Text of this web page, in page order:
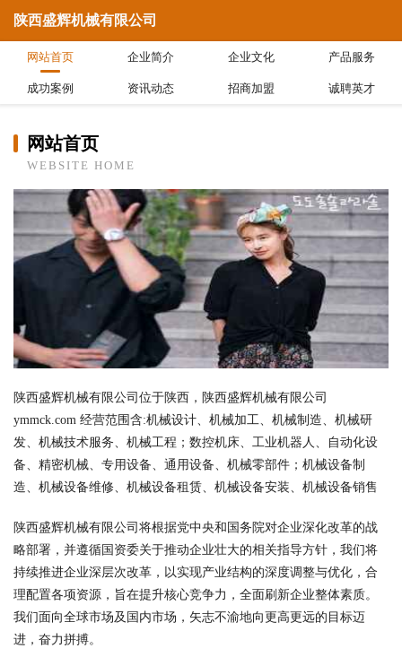
陕西盛辉机械有限公司
网站首页 企业简介 企业文化 产品服务
成功案例 资讯动态 招商加盟 诚聘英才
网站首页
WEBSITE HOME
陕西盛辉机械有限公司位于陕西，陕西盛辉机械有限公司
ymmck.com 经营范围含:机械设计、机械加工、机械制造、机械研
发、机械技术服务、机械工程；数控机床、工业机器人、自动化设
备、精密机械、专用设备、通用设备、机械零部件；机械设备制
造、机械设备维修、机械设备租赁、机械设备安装、机械设备销售
陕西盛辉机械有限公司将根据党中央和国务院对企业深化改革的战
略部署，并遵循国资委关于推动企业壮大的相关指导方针，我们将
持续推进企业深层次改革，以实现产业结构的深度调整与优化，合
理配置各项资源，旨在提升核心竞争力，全面刷新企业整体素质。
我们面向全球市场及国内市场，矢志不渝地向更高更远的目标迈
进，奋力拼搏。